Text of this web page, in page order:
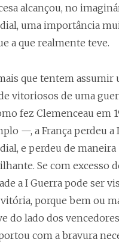
alcançou, no
uma importância
a que realmente teve.
que tentem assumir
vitoriosos de uma
fez Clemenceau em
—, a França perdeu a
e perdeu de maneira
Se com excesso
a I Guerra pode ser
porque bem ou
do lado dos
com a bravura